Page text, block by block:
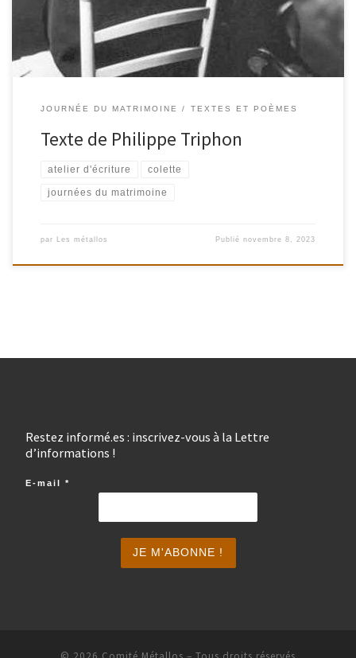
JOURNÉE DU MATRIMOINE TEXTES ET POÈMES
Texte de Philippe Triphon
atelier d'écriture colette
journées du matrimoine
par Les métallos Publiénovembre 8, 2023
Restez informé.es : inscrivez-vous à la Lettre
d’informations !
E-mail *